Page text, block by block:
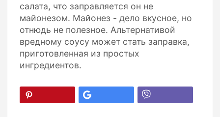
салата, что заправляется он не
майонезом. Майонез - дело вкусное, но
отнюдь не полезное. Альтернативой
вредному соусу может стать заправка,
приготовленная из простых
ингредиентов.